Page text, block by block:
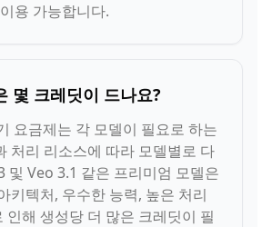
용 가능합니다.
몇 크레딧이 드나요?
요금제는 각 모델이 필요로 하는
처리 리소스에 따라 모델별로 다
및 Veo 3.1 같은 프리미엄 모델은
키텍처, 우수한 능력, 높은 처리
인해 생성당 더 많은 크레딧이 필